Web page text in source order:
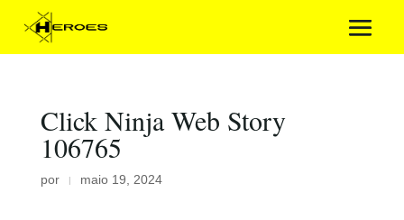
Click Ninja Web Story
106765
por | maio 19, 2024